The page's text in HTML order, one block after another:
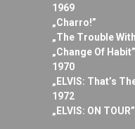
1969
„Charro!”
„The Trouble
„Change Of Habit”
1970
„ELVIS: That’s
1972
„ELVIS: ON TOUR”